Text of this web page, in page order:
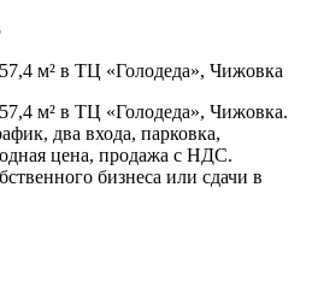
м² в ТЦ «Голодеда», Чижовка
м² в ТЦ «Голодеда», Чижовка.
два входа, парковка,
цена, продажа с НДС.
бизнеса или сдачи в